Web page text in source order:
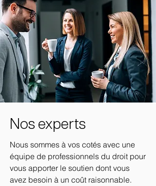
Nos experts
Nous sommes à vos cotés avec une
équipe de professionnels du droit pour
vous apporter le soutien dont vous
avez besoin à un coût raisonnable.